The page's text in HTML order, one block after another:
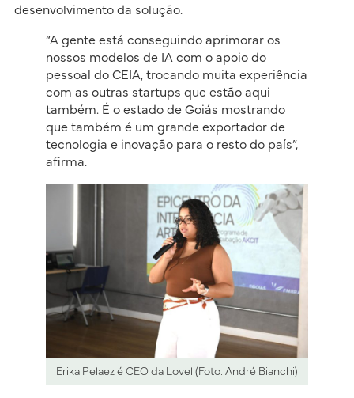
desenvolvimento da solução.
“A gente está conseguindo aprimorar os
nossos modelos de IA com o apoio do
pessoal do CEIA, trocando muita experiência
com as outras startups que estão aqui
também. É o estado de Goiás mostrando
que também é um grande exportador de
tecnologia e inovação para o resto do país”,
afirma.
Erika Pelaez é CEO da Lovel (Foto: André Bianchi)